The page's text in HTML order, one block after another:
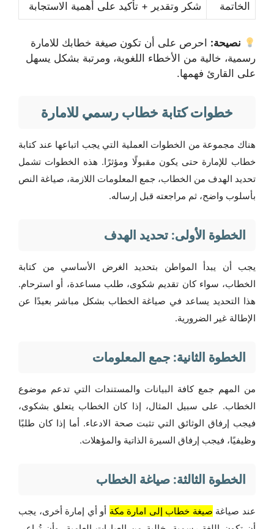
الخاتمة شكر وتقدير + تأكيد على أهمية الاستجابة
نصيحة: احرص على أن تكون صيغة خطابك للامارة
رسمية، خالية من الأخطاء اللغوية، ومرتبة بشكل يسهل
على القارئ فهمها.
خطوات كتابة خطاب رسمي للامارة
هناك مجموعة من الخطوات العملية التي يجب اتباعها عند كتابة
خطاب للإمارة حتى يكون مقبولًا ومؤثرًا. هذه الخطوات تشمل
تحديد الهدف من الخطاب، جمع المعلومات اللازمة، صياغة النص
بأسلوب واضح، ثم مراجعته قبل إرساله.
الخطوة الأولى: تحديد الهدف
يجب أن يبدأ المواطن بتحديد الغرض الأساسي من كتابة
الخطاب، سواء كان تقديم شكوى، طلب مساعدة، أو استرحام.
هذا التحديد يساعد في صياغة الخطاب بشكل مباشر بعيدًا عن
الإطالة غير الضرورية.
الخطوة الثانية: جمع المعلومات
من المهم جمع كافة البيانات والمستندات التي تدعم موضوع
الخطاب. على سبيل المثال، إذا كان الخطاب يتعلق بشكوى،
فيجب إرفاق الوثائق التي تثبت صحة الادعاء. أما إذا كان طلبًا
وظيفيًا، فيجب إرفاق السيرة الذاتية والمؤهلات.
الخطوة الثالثة: صياغة الخطاب
عند صياغة صيغة خطاب إلى امارة مكة أو أي إمارة أخرى، يجب